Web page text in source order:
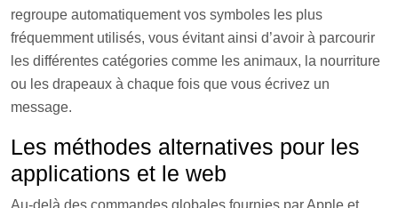
regroupe automatiquement vos symboles les plus
fréquemment utilisés, vous évitant ainsi d’avoir à parcourir
les différentes catégories comme les animaux, la nourriture
ou les drapeaux à chaque fois que vous écrivez un
message.
Les méthodes alternatives pour les
applications et le web
Au-delà des commandes globales fournies par Apple et